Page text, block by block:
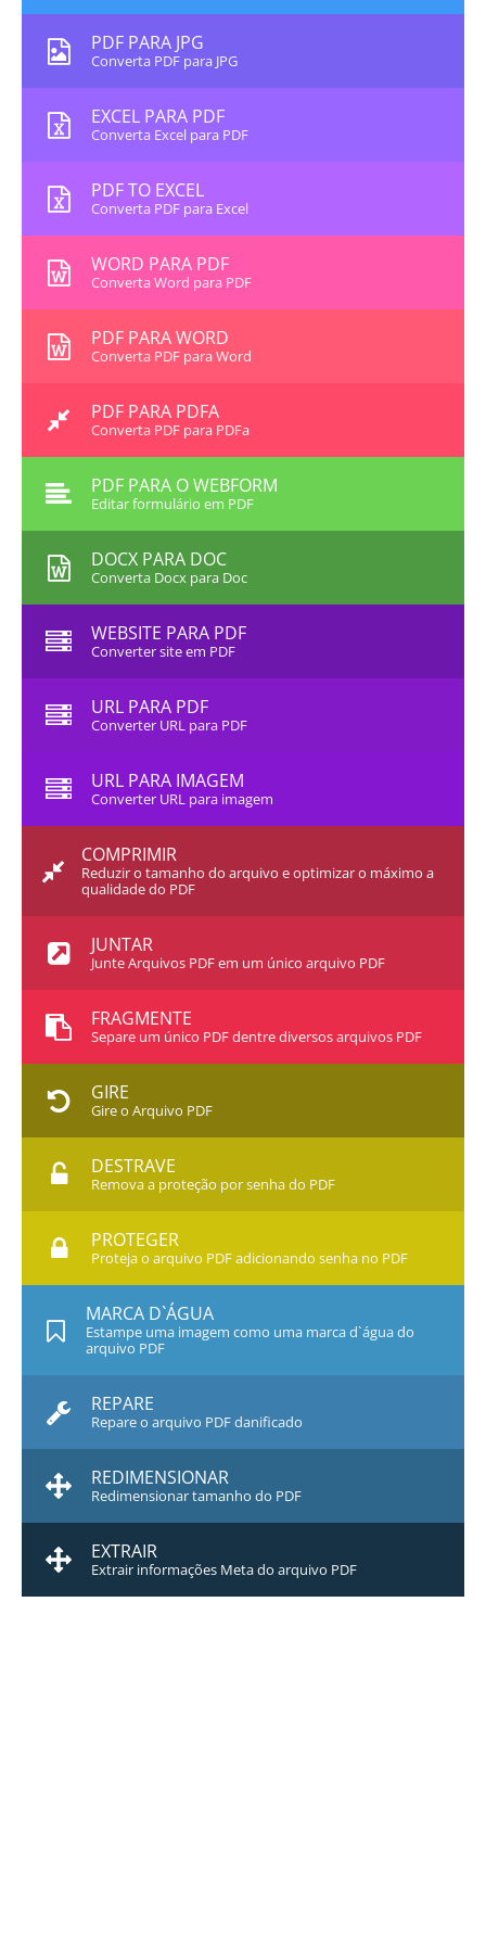
PDF PARA JPG
Converta PDF para JPG
EXCEL PARA PDF
Converta Excel para PDF
PDF TO EXCEL
Converta PDF para Excel
WORD PARA PDF
Converta Word para PDF
PDF PARA WORD
Converta PDF para Word
PDF PARA PDFA
Converta PDF para PDFa
PDF PARA O WEBFORM
Editar formulário em PDF
DOCX PARA DOC
Converta Docx para Doc
WEBSITE PARA PDF
Converter site em PDF
URL PARA PDF
Converter URL para PDF
URL PARA IMAGEM
Converter URL para imagem
COMPRIMIR
Reduzir o tamanho do arquivo e optimizar o máximo a
qualidade do PDF
JUNTAR
Junte Arquivos PDF em um único arquivo PDF
FRAGMENTE
Separe um único PDF dentre diversos arquivos PDF
GIRE
Gire o Arquivo PDF
DESTRAVE
Remova a proteção por senha do PDF
PROTEGER
Proteja o arquivo PDF adicionando senha no PDF
MARCA D`ÁGUA
Estampe uma imagem como uma marca d`água do
arquivo PDF
REPARE
Repare o arquivo PDF danificado
REDIMENSIONAR
Redimensionar tamanho do PDF
EXTRAIR
Extrair informações Meta do arquivo PDF